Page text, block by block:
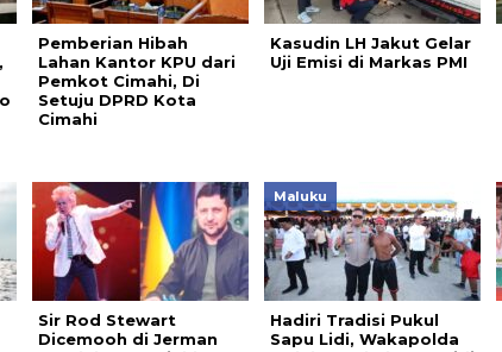
Pemberian Hibah
Lahan Kantor KPU dari
Pemkot Cimahi, Di
Setuju DPRD Kota
Cimahi
Kasudin LH Jakut Gelar
Uji Emisi di Markas PMI
Sir Rod Stewart
Dicemooh di Jerman
Maluku
Hadiri Tradisi Pukul
Sapu Lidi, Wakapolda